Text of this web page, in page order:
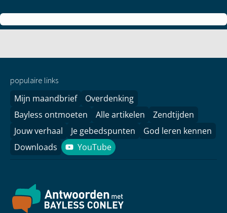
populaire links
Mijn maandbrief
Overdenking
Bayless ontmoeten
Alle artikelen
Zendtijden
Jouw verhaal
Je gebedspunten
God leren kennen
Downloads
YouTube
YouTube